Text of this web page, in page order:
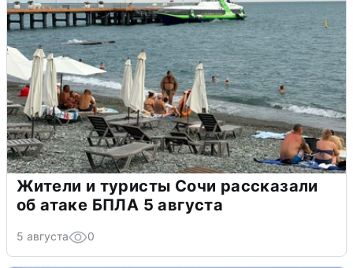
Жители и туристы Сочи рассказали
об атаке БПЛА 5 августа
5 августа 0